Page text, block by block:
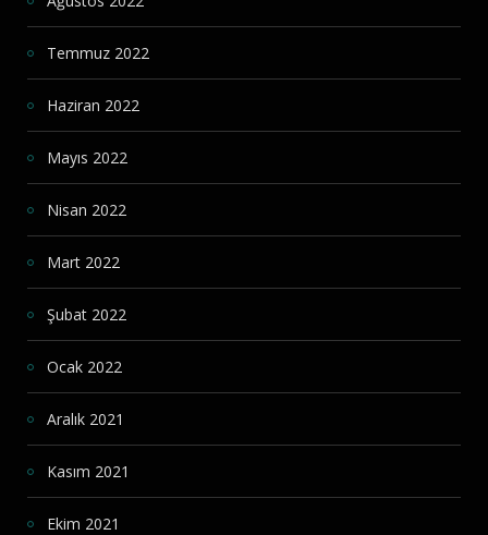
Temmuz 2022
Haziran 2022
Mayıs 2022
Nisan 2022
Mart 2022
Şubat 2022
Ocak 2022
Aralık 2021
Kasım 2021
Ekim 2021